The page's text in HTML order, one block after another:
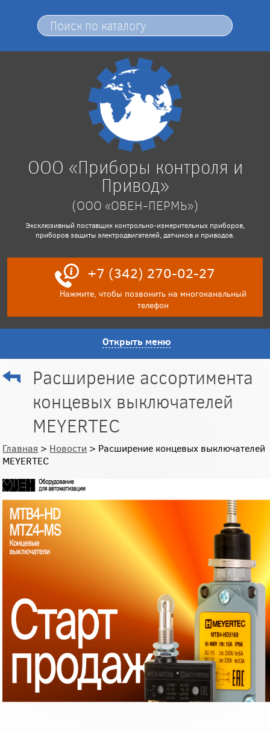
ООО «Приборы контроля и
Привод»
(ООО «ОВЕН-ПЕРМЬ»)
Эксклюзивный поставщик контрольно-измерительных приборов,
приборов защиты электродвигателей, датчиков и приводов.
+7 (342) 270-02-27
Нажмите, чтобы позвонить на многоканальный
телефон
Открыть меню
Расширение ассортимента
концевых выключателей
MEYERTEC
Главная > Новости > Расширение концевых выключателей
MEYERTEC